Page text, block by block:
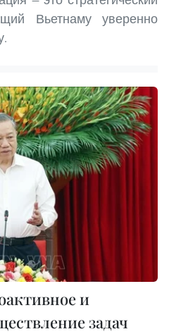
Вьетнаму уверенно
и
задач